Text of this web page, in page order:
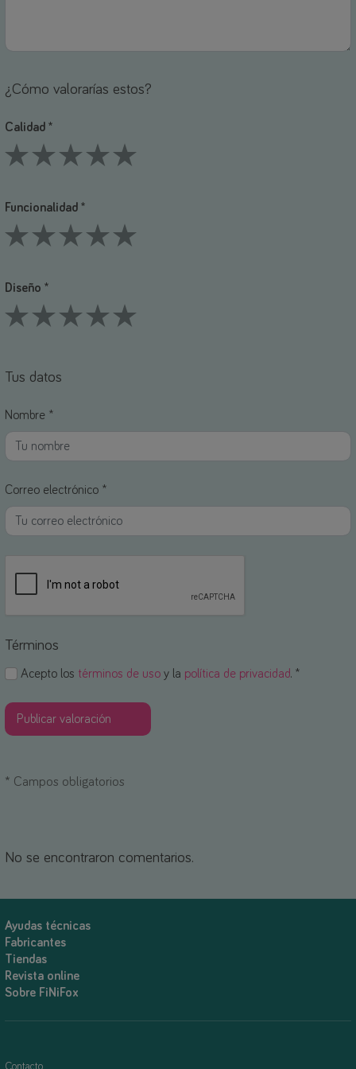
¿Cómo valorarías estos?
Calidad *
Funcionalidad *
Diseño *
Tus datos
Nombre *
Correo electrónico *
Términos
Acepto los términos de uso y la política de privacidad. *
* Campos obligatorios
No se encontraron comentarios.
Ayudas técnicas
Fabricantes
Tiendas
Revista online
Sobre FiNiFox
Contacto